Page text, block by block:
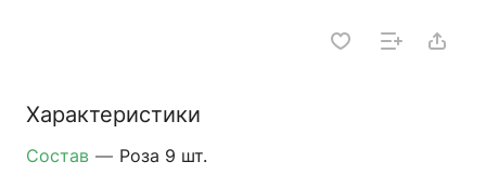
Характеристики
Состав — Роза 9 шт.